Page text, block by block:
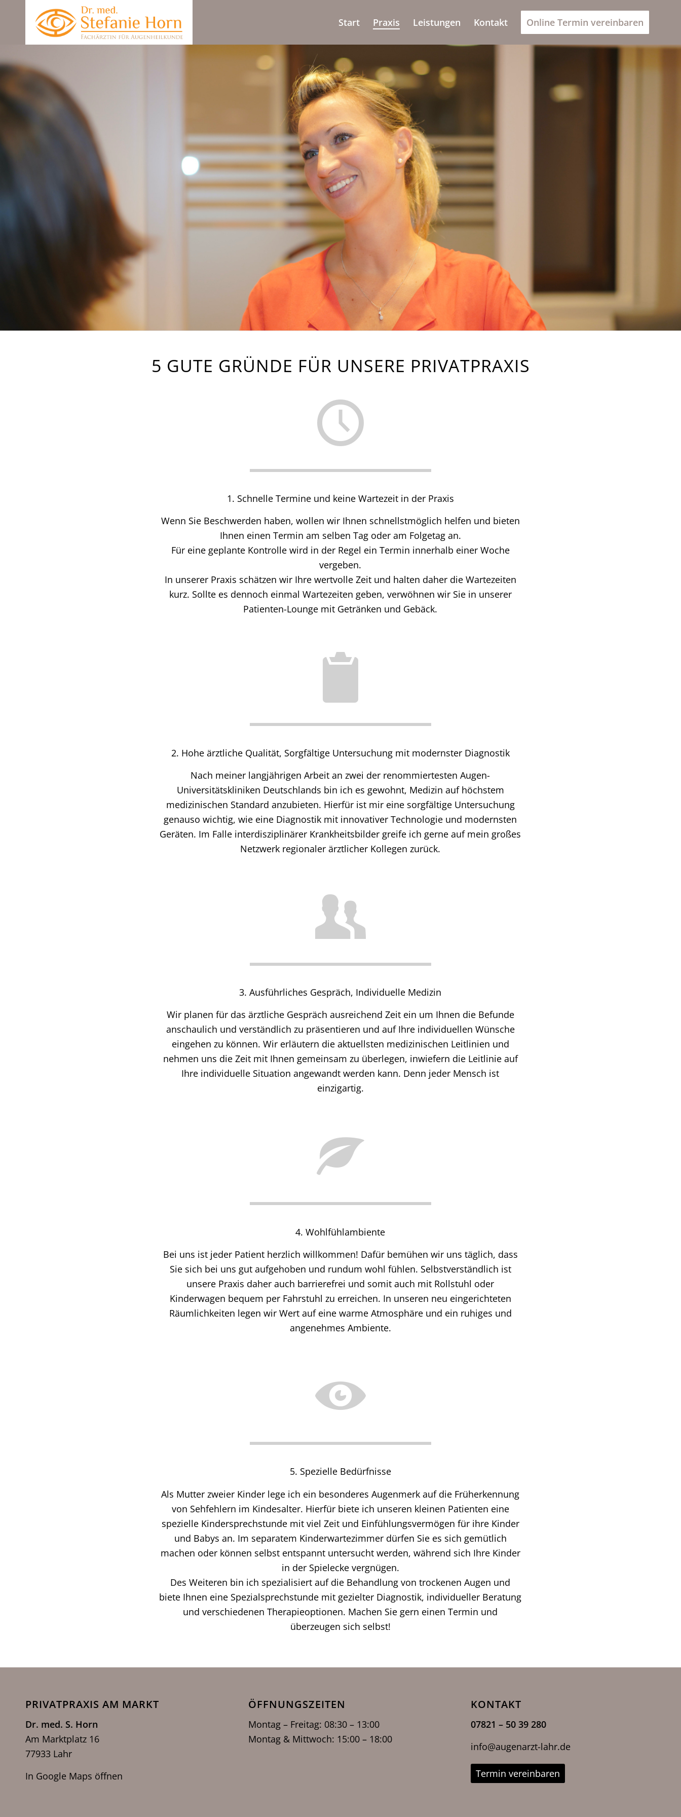
Start Praxis Leistungen Kontakt Online Termin vereinbaren
5 GUTE GRÜNDE FÜR UNSERE PRIVATPRAXIS
1. Schnelle Termine und keine Wartezeit in der Praxis
Wenn Sie Beschwerden haben, wollen wir Ihnen schnellstmöglich helfen und bieten
Ihnen einen Termin am selben Tag oder am Folgetag an.
Für eine geplante Kontrolle wird in der Regel ein Termin innerhalb einer Woche
vergeben.
In unserer Praxis schätzen wir Ihre wertvolle Zeit und halten daher die Wartezeiten
kurz. Sollte es dennoch einmal Wartezeiten geben, verwöhnen wir Sie in unserer
Patienten-Lounge mit Getränken und Gebäck.
2. Hohe ärztliche Qualität, Sorgfältige Untersuchung mit modernster Diagnostik
Nach meiner langjährigen Arbeit an zwei der renommiertesten Augen-
Universitätskliniken Deutschlands bin ich es gewohnt, Medizin auf höchstem
medizinischen Standard anzubieten. Hierfür ist mir eine sorgfältige Untersuchung
genauso wichtig, wie eine Diagnostik mit innovativer Technologie und modernsten
Geräten. Im Falle interdisziplinärer Krankheitsbilder greife ich gerne auf mein großes
Netzwerk regionaler ärztlicher Kollegen zurück.
3. Ausführliches Gespräch, Individuelle Medizin
Wir planen für das ärztliche Gespräch ausreichend Zeit ein um Ihnen die Befunde
anschaulich und verständlich zu präsentieren und auf Ihre individuellen Wünsche
eingehen zu können. Wir erläutern die aktuellsten medizinischen Leitlinien und
nehmen uns die Zeit mit Ihnen gemeinsam zu überlegen, inwiefern die Leitlinie auf
Ihre individuelle Situation angewandt werden kann. Denn jeder Mensch ist
einzigartig.
4. Wohlfühlambiente
Bei uns ist jeder Patient herzlich willkommen! Dafür bemühen wir uns täglich, dass
Sie sich bei uns gut aufgehoben und rundum wohl fühlen. Selbstverständlich ist
unsere Praxis daher auch barrierefrei und somit auch mit Rollstuhl oder
Kinderwagen bequem per Fahrstuhl zu erreichen. In unseren neu eingerichteten
Räumlichkeiten legen wir Wert auf eine warme Atmosphäre und ein ruhiges und
angenehmes Ambiente.
5. Spezielle Bedürfnisse
Als Mutter zweier Kinder lege ich ein besonderes Augenmerk auf die Früherkennung
von Sehfehlern im Kindesalter. Hierfür biete ich unseren kleinen Patienten eine
spezielle Kindersprechstunde mit viel Zeit und Einfühlungsvermögen für ihre Kinder
und Babys an. Im separatem Kinderwartezimmer dürfen Sie es sich gemütlich
machen oder können selbst entspannt untersucht werden, während sich Ihre Kinder
in der Spielecke vergnügen.
Des Weiteren bin ich spezialisiert auf die Behandlung von trockenen Augen und
biete Ihnen eine Spezialsprechstunde mit gezielter Diagnostik, individueller Beratung
und verschiedenen Therapieoptionen. Machen Sie gern einen Termin und
überzeugen sich selbst!
PRIVATPRAXIS AM MARKT
Dr. med. S. Horn
Am Marktplatz 16
77933 Lahr
In Google Maps öffnen
ÖFFNUNGSZEITEN
Montag – Freitag: 08:30 – 13:00
Montag & Mittwoch: 15:00 – 18:00
KONTAKT
07821 – 50 39 280
info@augenarzt-lahr.de
Termin vereinbaren